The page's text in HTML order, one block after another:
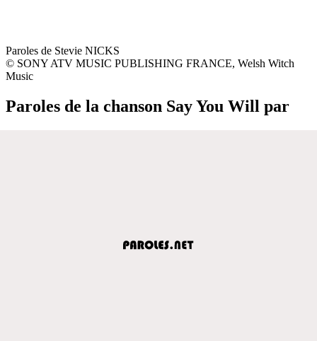
Paroles de Stevie NICKS
© SONY ATV MUSIC PUBLISHING FRANCE, Welsh Witch
Music
Paroles de la chanson Say You Will par